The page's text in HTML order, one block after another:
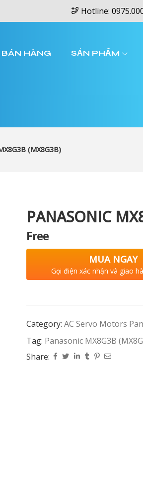
Hotline:
HÀNG SẢN PHẨM
(MX8G3B)
PANASONIC
Free
MUA NGAY
Gọi điện xác nhận và giao
Category: AC Servo Motors
Tag: Panasonic MX8G3B
Share: